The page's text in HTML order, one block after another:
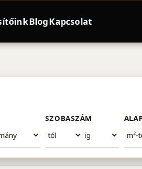
BlogKapcsolat
SZOBASZÁM